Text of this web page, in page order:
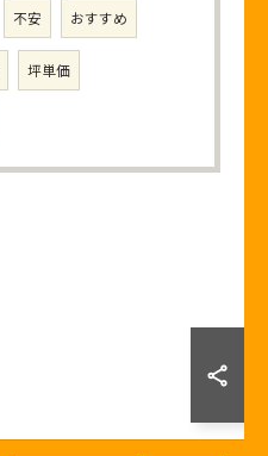
不安 おすすめ
坪単価